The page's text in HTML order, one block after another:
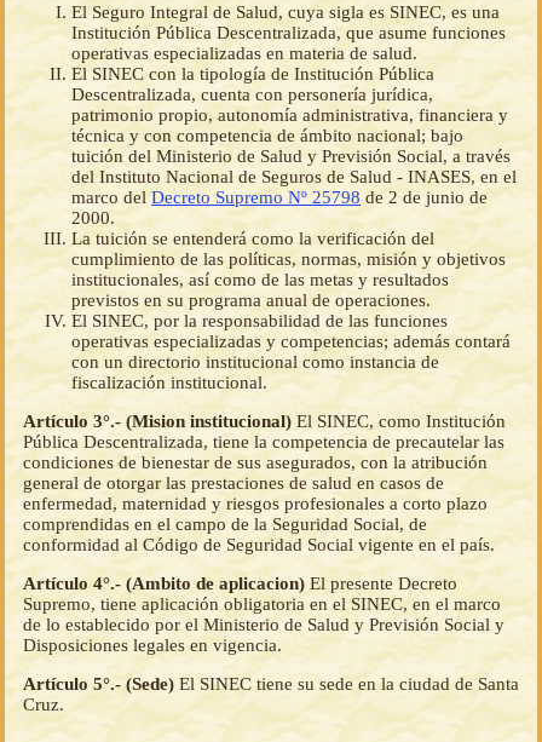
El Seguro Integral de Salud, cuya sigla es SINEC, es una
Institución Pública Descentralizada, que asume funciones
operativas especializadas en materia de salud.
El SINEC con la tipología de Institución Pública
Descentralizada, cuenta con personería jurídica,
patrimonio propio, autonomía administrativa, financiera y
técnica y con competencia de ámbito nacional; bajo
tuición del Ministerio de Salud y Previsión Social, a través
del Instituto Nacional de Seguros de Salud - INASES, en el
marco del Decreto Supremo Nº 25798 de 2 de junio de
2000.
La tuición se entenderá como la verificación del
cumplimiento de las políticas, normas, misión y objetivos
institucionales, así como de las metas y resultados
previstos en su programa anual de operaciones.
El SINEC, por la responsabilidad de las funciones
operativas especializadas y competencias; además contará
con un directorio institucional como instancia de
fiscalización institucional.
Artículo 3°.- (Mision institucional) El SINEC, como Institución
Pública Descentralizada, tiene la competencia de precautelar las
condiciones de bienestar de sus asegurados, con la atribución
general de otorgar las prestaciones de salud en casos de
enfermedad, maternidad y riesgos profesionales a corto plazo
comprendidas en el campo de la Seguridad Social, de
conformidad al Código de Seguridad Social vigente en el país.
Artículo 4°.- (Ambito de aplicacion) El presente Decreto
Supremo, tiene aplicación obligatoria en el SINEC, en el marco
de lo establecido por el Ministerio de Salud y Previsión Social y
Disposiciones legales en vigencia.
Artículo 5°.- (Sede) El SINEC tiene su sede en la ciudad de Santa
Cruz.